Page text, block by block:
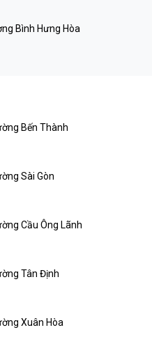
Bình Hưng Hòa
Bến Thành
Sài Gòn
Cầu Ông Lãnh
Tân Định
Xuân Hòa